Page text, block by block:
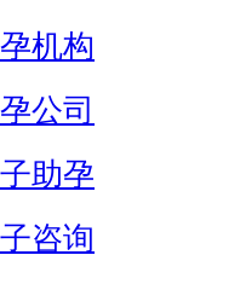
机构
公司
助孕
咨询